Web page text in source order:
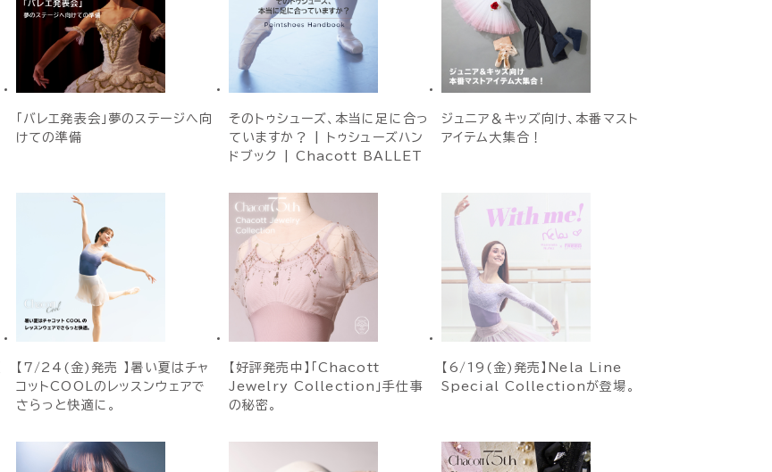
「バレエ発表会」夢のステージへ向
けての準備
そのトゥシューズ、本当に足に合っ
ていますか？ | トゥシューズハン
ドブック | Chacott BALLET
ジュニア＆キッズ向け、本番マスト
アイテム大集合！
【7/24(金)発売 】暑い夏はチャ
コットCOOLのレッスンウェアで
さらっと快適に。
【好評発売中】「Chacott
Jewelry Collection」手仕事
の秘密。
【6/19(金)発売】Nela Line
Special Collectionが登場。